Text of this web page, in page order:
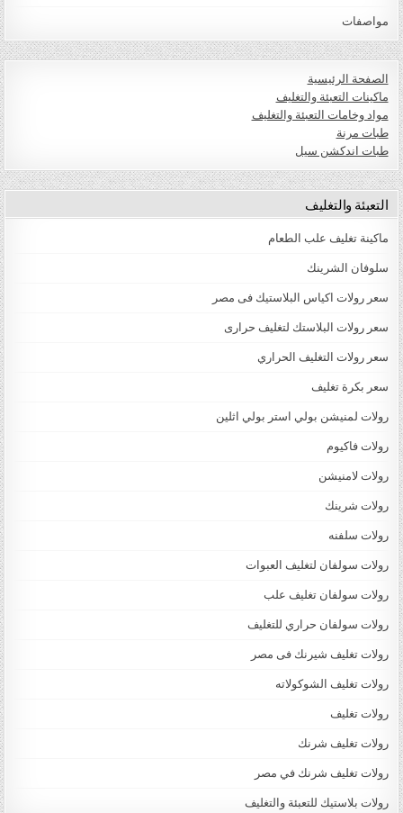
مواصفات
الصفحة الرئيسية
ماكينات التعبئة والتغليف
مواد وخامات التعبئة والتغليف
طبات مرنة
طبات اندكشن سيل
التعبئة والتغليف
ماكينة تغليف علب الطعام
سلوفان الشرينك
سعر رولات اكياس البلاستيك فى مصر
سعر رولات البلاستك لتغليف حرارى
سعر رولات التغليف الحراري
سعر بكرة تغليف
رولات لمنيشن بولي استر بولي اثلين
رولات فاكيوم
رولات لامنيشن
رولات شرينك
رولات سلفنه
رولات سولفان لتغليف العبوات
رولات سولفان تغليف علب
رولات سولفان حراري للتغليف
رولات تغليف شيرنك فى مصر
رولات تغليف الشوكولاته
رولات تغليف
رولات تغليف شرنك
رولات تغليف شرنك في مصر
رولات بلاستيك للتعبئة والتغليف